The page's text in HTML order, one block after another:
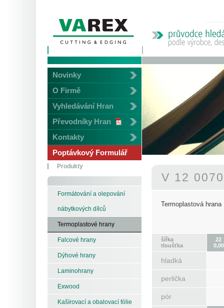
Novinky
O Firmě
Vyhledávání Hran
Převodníky Hran
Kontakty
Poptávkový Formulář
Produkty
Formátování a olepování
nábytkových dílců
Termoplastové hrany
Falcové hrany
Dýhové hrany
Laminohrany
Exwood
Kašírovací a obalovací fólie
V 12
Termoplastová hrana
šířka
tloušťka
22
0,00
hladká
perlička
pór